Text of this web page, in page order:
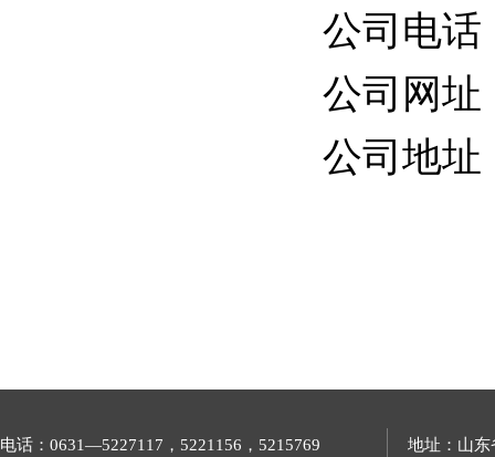
公司电话
公司网址
公司地
电话：0631—5227117，5221156，5215769
地址：山